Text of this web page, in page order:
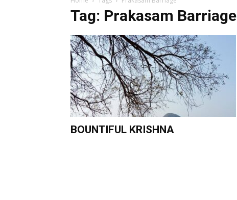
Tag: Prakasam Barriage
BOUNTIFUL KRISHNA